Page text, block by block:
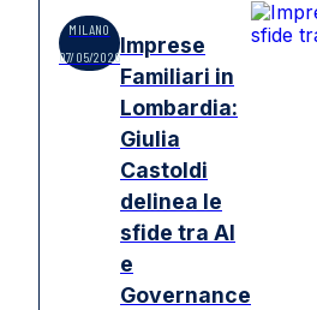
MILANO
07/05/2026Imprese
Familiari in
Lombardia:
Giulia
Castoldi
delinea le
sfide tra AI
e
Governance